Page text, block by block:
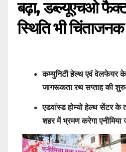
बढ़ा, डब्ल्यूएचओ
स्थिति भी चिंताजनक
कम्युनिटी हेल्थ एवं वेलफेयर के
जागरूकता रथ सप्ताह की
एडवांस्ड होम्यो हेल्थ सेंटर के
शहर में भ्रमण करेगा